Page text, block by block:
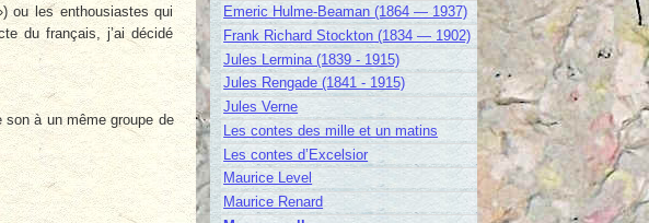
ou les enthousiastes qui
du français, j’ai décidé
à un même groupe de
Emeric Hulme-Beaman (1864 — 1937)
Frank Richard Stockton (1834 — 1902)
Jules Lermina (1839 - 1915)
Jules Rengade (1841 - 1915)
Jules Verne
Les contes des mille et un matins
Les contes d’Excelsior
Maurice Level
Maurice Renard